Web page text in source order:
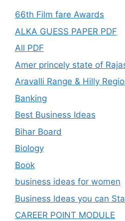
66th Film fare Awards
ALKA GUESS PAPER PDF
All PDF
Amer princely state of
Aravalli Range & Hilly
Banking
Best Business Ideas
Bihar Board
Biology
Book
business ideas for women
Business Ideas you can
CAREER POINT MODULE